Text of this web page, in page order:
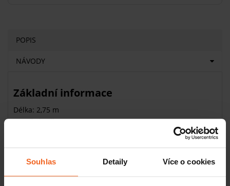
Souhlas Detaily Více o cookies
POPIS
NÁVODY
Základní informace
Délka: 2,75 m
Typ: švihadla
Švihadlo s počítadlem o délce 2,75 m je vyrobeno zgumya
pevná protiskluzová držadla jsou vyrobena z plastu.
Počítadlo přeskoků/otáčení je zabudováno v držadle